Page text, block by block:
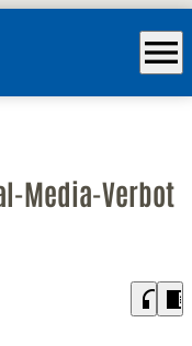
menu
Media-Verbot
headphones chrome_reader_mode